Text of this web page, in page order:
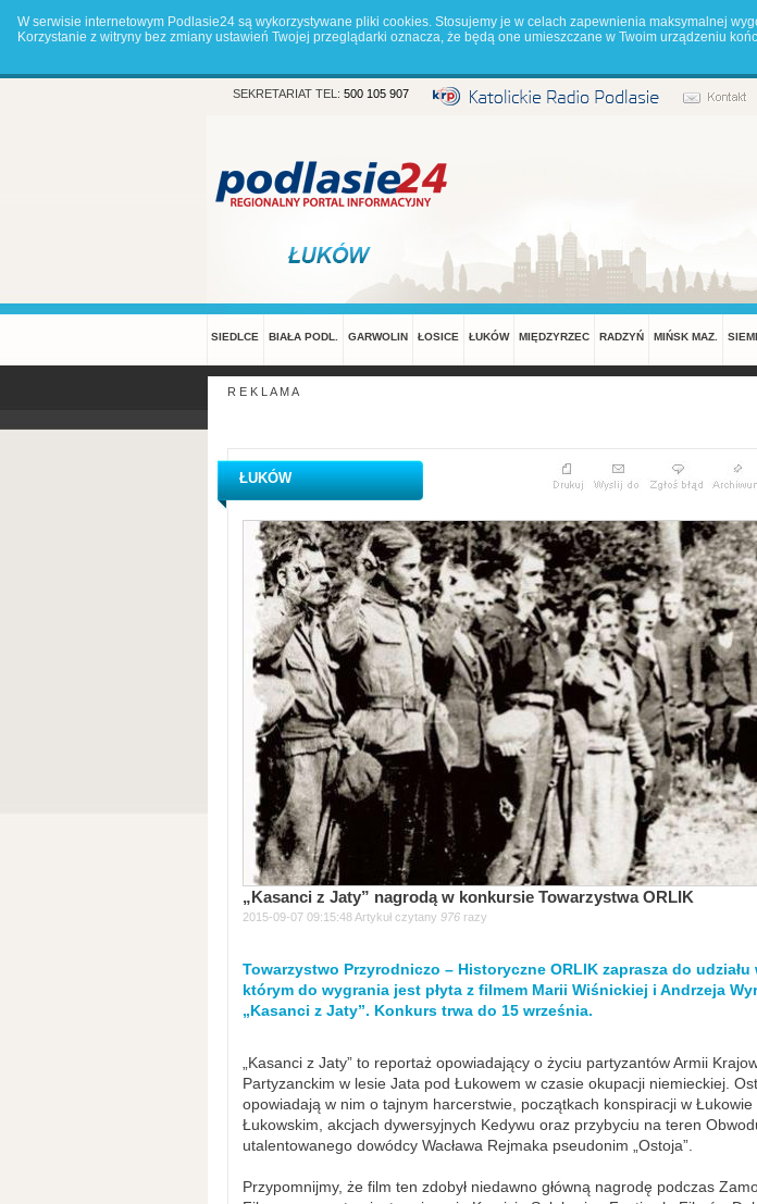
W serwisie internetowym Podlasie24 są wykorzystywane pliki cookies. Stosujemy je w celach zapewnienia maksymalnej
Korzystanie z witryny bez zmiany ustawień Twojej przeglądarki oznacza, że będą one umieszczane w Twoim urządzeniu
SEKRETARIAT TEL: 500 105 907
SIEDLCE BIAŁA PODL. GARWOLIN ŁOSICE ŁUKÓW MIĘDZYRZEC RADZYŃ MIŃSK MAZ.
R E K L A M A
ŁUKÓW
„Kasanci z Jaty” nagrodą w konkursie Towarzystwa ORLIK
2015-09-07 09:15:48 Artykuł czytany 976razy
Towarzystwo Przyrodniczo – Historyczne ORLIK zaprasza do
którym do wygrania jest płyta z filmem Marii Wiśnickiej i Andrzeja
„Kasanci z Jaty”. Konkurs trwa do 15 września.
„Kasanci z Jaty” to reportaż opowiadający o życiu partyzantów Armii
Partyzanckim w lesie Jata pod Łukowem w czasie okupacji niemieckiej.
opowiadają w nim o tajnym harcerstwie, początkach konspiracji w Łukowie
Łukowskim, akcjach dywersyjnych Kedywu oraz przybyciu na teren
utalentowanego dowódcy Wacława Rejmaka pseudonim „Ostoja”.
Przypomnijmy, że film ten zdobył niedawno główną nagrodę podczas